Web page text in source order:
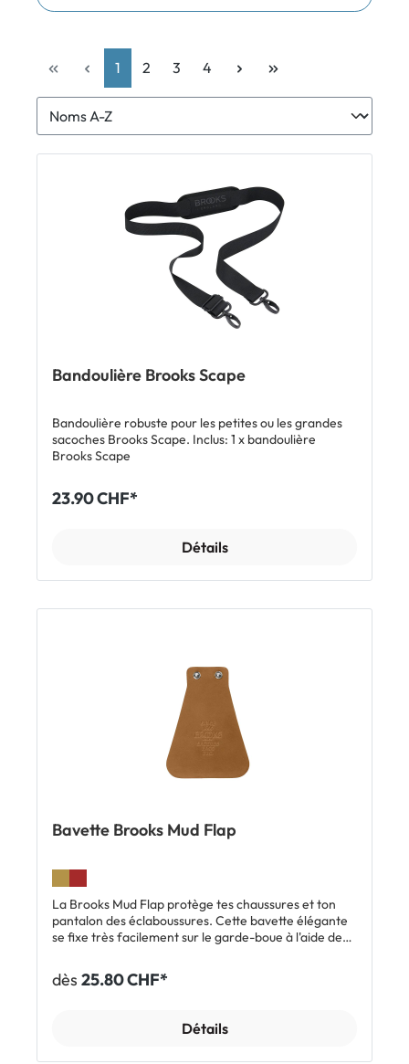
1 2 3 4
Bandoulière Brooks Scape
Bandoulière robuste pour les petites ou les grandes
sacoches Brooks Scape. Inclus: 1 x bandoulière
Brooks Scape
23.90 CHF*
Détails
Bavette Brooks Mud Flap
La Brooks Mud Flap protège tes chaussures et ton
pantalon des éclaboussures. Cette bavette élégante
se fixe très facilement sur le garde-boue à l'aide de
selles Brooks. Caractéristiques: Bavette élégante
Brooks Cuir et design haut de gamme Fixation sur le
dès 25.80 CHF*
Détails